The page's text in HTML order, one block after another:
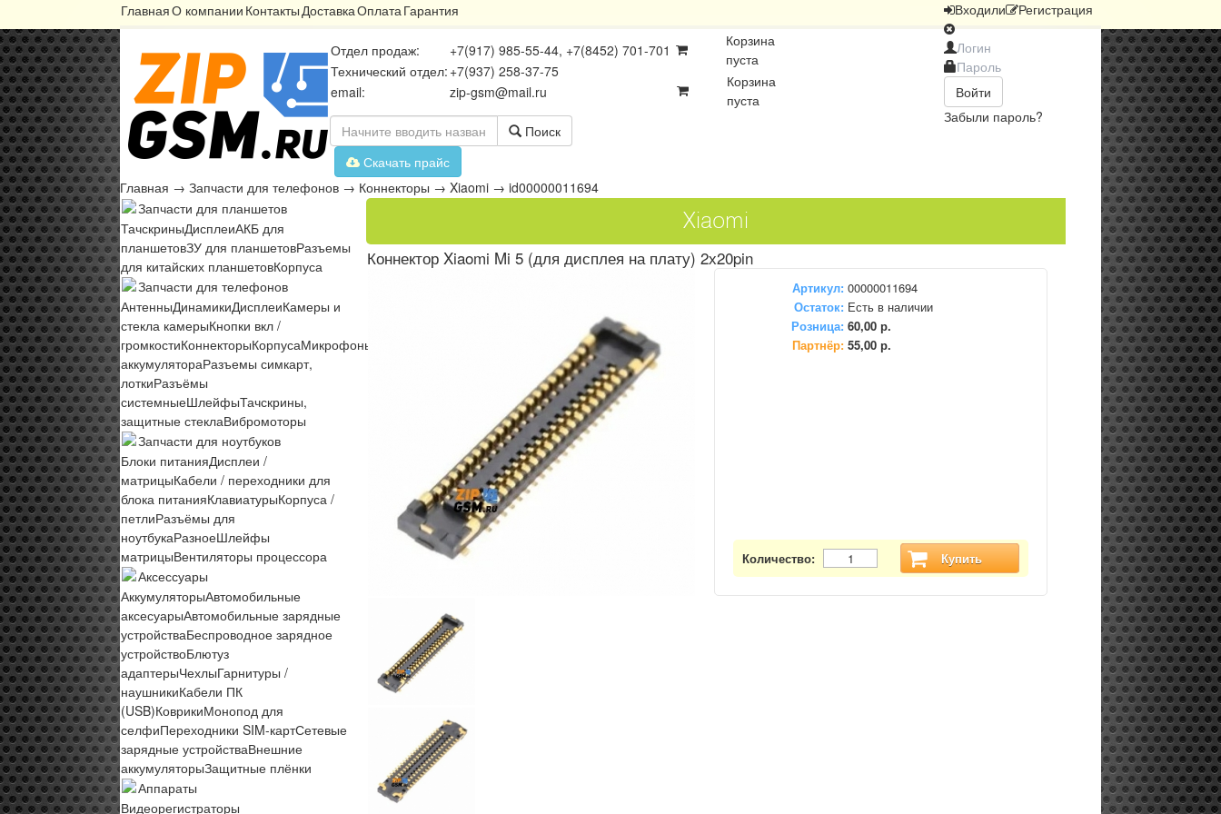
ГлавнаяО компании КонтактыДоставкаОплатаГарантия Входили Регистрация
Войти
Забыли пароль?
Отдел продаж:
+7(917) 985-55-44, +7(8452) 701-701
Технический отдел: +7(937) 258-37-75
email:
zip-gsm@mail.ru
Корзина
пуста
Корзина
пуста
Поиск
Скачать прайс
Главная → Запчасти для телефонов → Коннекторы → Xiaomi → id00000011694
Запчасти для планшетов
ТачскриныДисплеиАКБ для
планшетовЗУ для планшетовРазъемы
для китайских планшетовКорпуса
Запчасти для телефонов
АнтенныДинамикиДисплеиКамеры и
стекла камерыКнопки вкл /
громкостиКоннекторыКорпусаМикрофоны
аккумулятораРазъемы симкарт,
лоткиРазъёмы
системныеШлейфыТачскрины,
защитные стеклаВибромоторы
Запчасти для ноутбуков
Блоки питанияДисплеи /
матрицыКабели / переходники для
блока питанияКлавиатурыКорпуса /
петлиРазъёмы для
ноутбукаРазноеШлейфы
матрицыВентиляторы процессора
Аксессуары
АккумуляторыАвтомобильные
аксесуарыАвтомобильные зарядные
устройстваБеспроводное зарядное
устройствоБлютуз
адаптерыЧехлыГарнитуры /
наушникиКабели ПК
(USB)КоврикиМонопод для
селфиПереходники SIM-картСетевые
зарядные устройстваВнешние
аккумуляторыЗащитные плёнки
Аппараты
Видеорегистраторы
Xiaomi
Коннектор Xiaomi Mi 5 (для дисплея на плату) 2х20pin
Артикул: 00000011694
Остаток: Есть в наличии
Розница: 60,00 р.
Партнёр: 55,00 р.
Количество: Купить